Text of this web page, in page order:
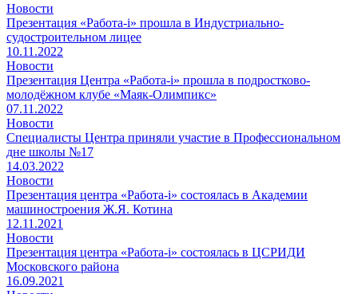
Новости
Презентация «Работа-i» прошла в Индустриально-
судостроительном лицее
10.11.2022
Новости
Презентация Центра «Работа-i» прошла в подростково-
молодёжном клубе «Маяк-Олимпикс»
07.11.2022
Новости
Специалисты Центра приняли участие в Профессиональном
дне школы №17
14.03.2022
Новости
Презентация центра «Работа-i» состоялась в Академии
машиностроения Ж.Я. Котина
12.11.2021
Новости
Презентация центра «Работа-i» состоялась в ЦСРИДИ
Московского района
16.09.2021